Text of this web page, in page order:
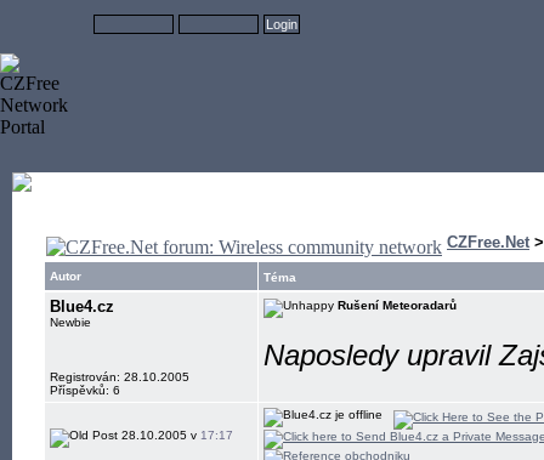
CZFree.Net
Autor Téma
Blue4.cz
Newbie
Registrován: 28.10.2005
Příspěvků: 6
Rušení Meteoradarů
Naposledy upravil
28.10.2005 v 17:17